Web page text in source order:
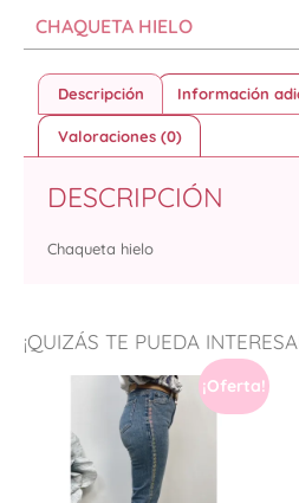
¡QUIZÁS TE PUEDA
¡Oferta!
CHAQUETA HIELO
Descripción Información
Valoraciones (0)
DESCRIPCIÓN
Chaqueta hielo